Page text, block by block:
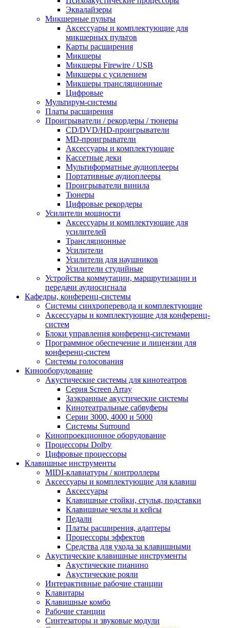
Эквалайзеры
Микшерные пульты
Аксессуары и комплектующие для
микшерных пультов
Карты расширения
Микшеры
Микшеры Firewire / USB
Микшеры с усилением
Микшеры трансляционные
Цифровые
Мультирум-системы
Платы расширения
Проигрыватели / рекордеры / тюнеры
CD/DVD/HD-проигрыватели
MD-проигрыватели
Аксессуары и комплектующие
Кассетные деки
Мультиформатные аудиоплееры
Портативные аудиоплееры
Проигрыватели винила
Тюнеры
Цифровые рекордеры
Усилители мощности
Аксессуары и комплектующие для
усилителей
Трансляционные
Усилители
Усилители для наушников
Усилители студийные
Устройства коммутации, маршрутизации и
передачи аудиосигнала
Кафедры, конференц-системы
Cистемы синхроперевода и комплектующие
Аксессуары и комплектующие для конференц-
систем
Блоки управления конференц-системами
Программное обеспечение и лицензии для
конференц-систем
Системы голосования
Кинооборудование
Акустические системы для кинотеатров
Cерия Screen Array
Заэкранные акустические системы
Кинотеатральные сабвуферы
Серии 3000, 4000 и 5000
Системы Surround
Кинопроекционное оборудование
Процессоры Dolby
Цифровые процессоры
Клавишные инструменты
MIDI-клавиатуры / контроллеры
Аксессуары и комплектующие для клавиш
Аксессуары
Клавишные стойки, стулья, подставки
Клавишные чехлы и кейсы
Педали
Платы расширения, адаптеры
Процессоры эффектов
Средства для ухода за клавишными
Акустические клавишные инструменты
Акустические пианино
Акустические рояли
Интерактивные рабочие станции
Клавитары
Клавишные комбо
Рабочие станции
Синтезаторы и звуковые модули